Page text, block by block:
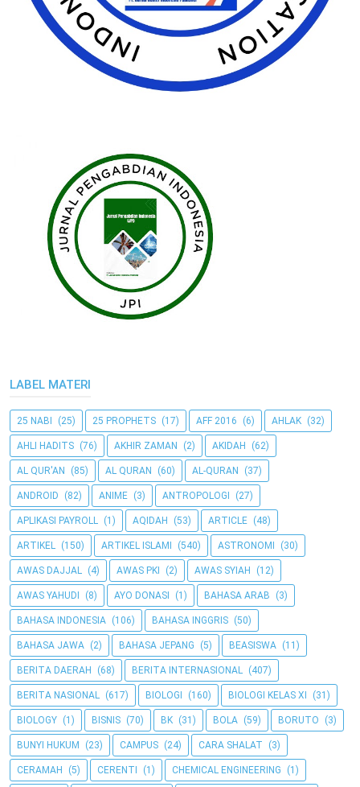
LABEL MATERI
25 NABI (25) 25 PROPHETS (17) AFF 2016 (6) AHLAK (32)
AHLI HADITS (76) AKHIR ZAMAN (2) AKIDAH (62)
AL QUR'AN (85) AL QURAN (60) AL-QURAN (37)
ANDROID (82) ANIME (3) ANTROPOLOGI (27)
APLIKASI PAYROLL (1) AQIDAH (53) ARTICLE (48)
ARTIKEL (150) ARTIKEL ISLAMI (540) ASTRONOMI (30)
AWAS DAJJAL (4) AWAS PKI (2) AWAS SYIAH (12)
AWAS YAHUDI (8) AYO DONASI (1) BAHASA ARAB (3)
BAHASA INDONESIA (106) BAHASA INGGRIS (50)
BAHASA JAWA (2) BAHASA JEPANG (5) BEASISWA (11)
BERITA DAERAH (68) BERITA INTERNASIONAL (407)
BERITA NASIONAL (617) BIOLOGI (160) BIOLOGI KELAS XI (31)
BIOLOGY (1) BISNIS (70) BK (31) BOLA (59) BORUTO (3)
BUNYI HUKUM (23) CAMPUS (24) CARA SHALAT (3)
CERAMAH (5) CERENTI (1) CHEMICAL ENGINEERING (1)